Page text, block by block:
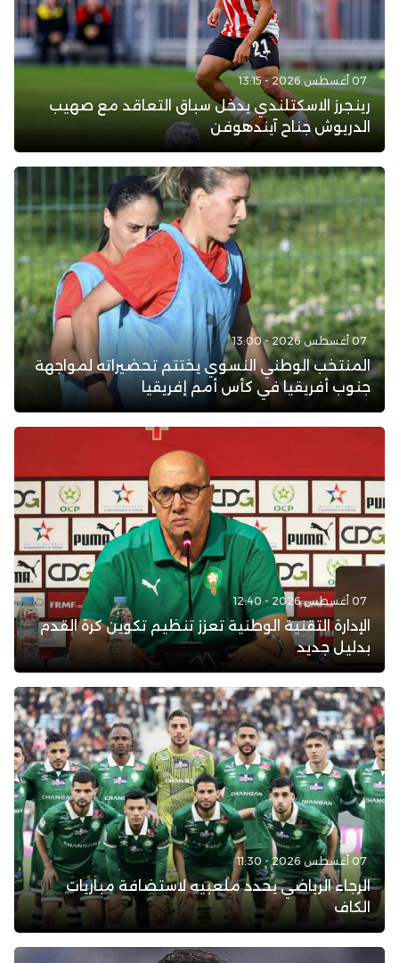
07 أغسطس 2026 - 13:15
رينجرز الاسكتلندي يدخل سباق التعاقد مع صهيب
الدريوش جناح آيندهوفن
07 أغسطس 2026 - 13:00
المنتخب الوطني النسوي يختتم تحضيراته لمواجهة
جنوب أفريقيا في كأس أمم إفريقيا
07 أغسطس 2026 - 12:40
الإدارة التقنية الوطنية تعزز تنظيم تكوين كرة القدم
بدليل جديد
07 أغسطس 2026 - 11:30
الرجاء الرياضي يحدد ملعبيه لاستضافة مباريات
الكاف